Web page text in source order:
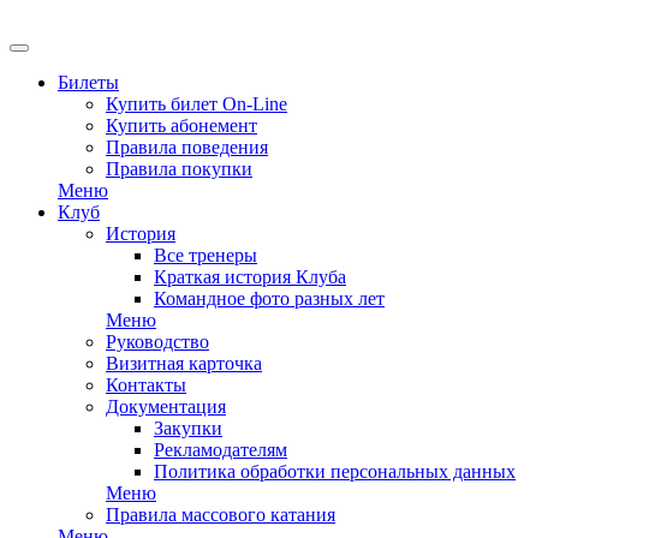
Билеты
Купить билет On-Line
Купить абонемент
Правила поведения
Правила покупки
Меню
Клуб
История
Все тренеры
Краткая история Клуба
Командное фото разных лет
Меню
Руководство
Визитная карточка
Контакты
Документация
Закупки
Рекламодателям
Политика обработки персональных данных
Меню
Правила массового катания